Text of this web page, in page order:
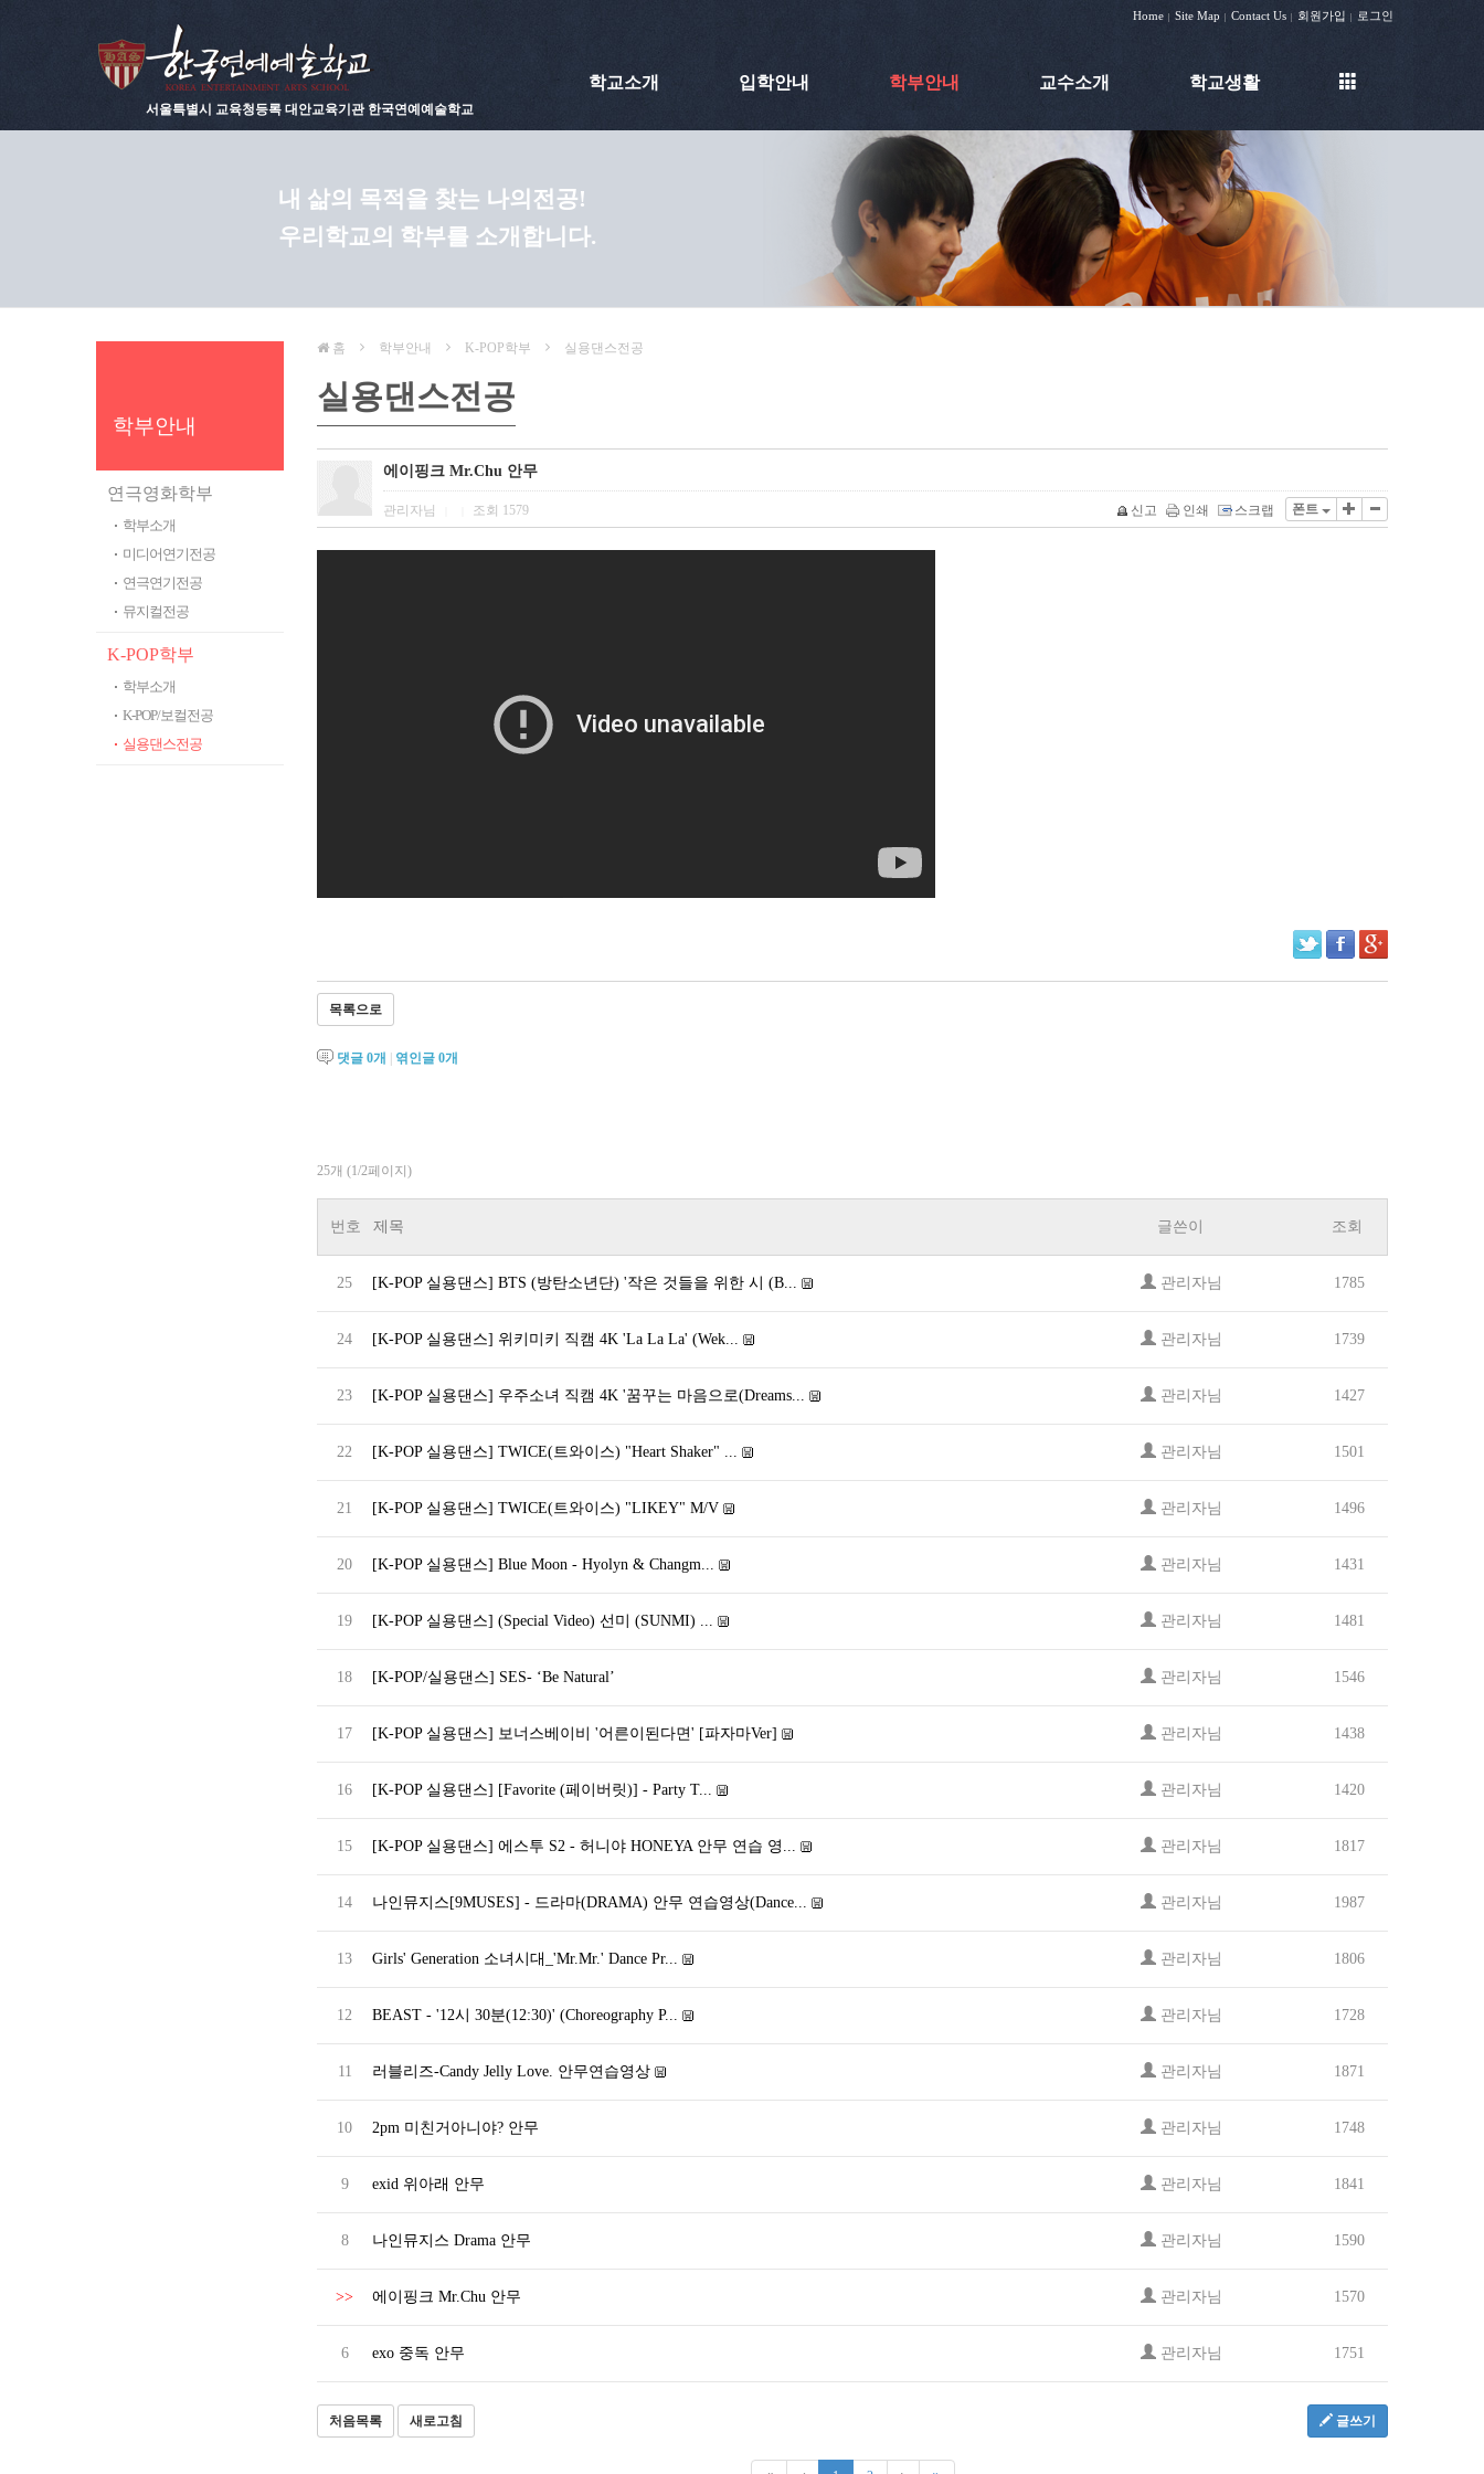
학교소개 입학안내 학부안내 교수소개 학교생활
서울특별시 교육청등록 대안교육기관 한국연예예술학교
Home Site Map Contact Us 회원가입 로그인
내 삶의 목적을 찾는 나의전공!
우리학교의 학부를 소개합니다.
학부안내
연극영화학부
학부소개
미디어연기전공
연극연기전공
뮤지컬전공
K-POP학부
학부소개
K-POP/보컬전공
실용댄스전공
홈 학부안내 K-POP학부 실용댄스전공
실용댄스전공
에이핑크 Mr.Chu 안무
관리자님 조회 1579 폰트
신고 인쇄 스크랩
목록으로
댓글 0개 | 엮인글 0개
25개 (1/2페이지)
번호 제목 글쓴이 조회
25 [K-POP 실용댄스] BTS (방탄소년단) '작은 것들을 위한 시 (B... 관리자님 1785
24 [K-POP 실용댄스] 위키미키 직캠 4K 'La La La' (Wek... 관리자님 1739
23 [K-POP 실용댄스] 우주소녀 직캠 4K '꿈꾸는 마음으로(Dreams... 관리자님 1427
22 [K-POP 실용댄스] TWICE(트와이스) "Heart Shaker" ... 관리자님 1501
21 [K-POP 실용댄스] TWICE(트와이스) "LIKEY" M/V 관리자님 1496
20 [K-POP 실용댄스] Blue Moon - Hyolyn & Changm... 관리자님 1431
19 [K-POP 실용댄스] (Special Video) 선미 (SUNMI) ... 관리자님 1481
18 [K-POP/실용댄스] SES- ‘Be Natural’ 관리자님 1546
17 [K-POP 실용댄스] 보너스베이비 '어른이된다면' [파자마Ver] 관리자님 1438
16 [K-POP 실용댄스] [Favorite (페이버릿)] - Party T... 관리자님 1420
15 [K-POP 실용댄스] 에스투 S2 - 허니야 HONEYA 안무 연습 영... 관리자님 1817
14 나인뮤지스[9MUSES] - 드라마(DRAMA) 안무 연습영상(Dance... 관리자님 1987
13 Girls' Generation 소녀시대_'Mr.Mr.' Dance Pr... 관리자님 1806
12 BEAST - '12시 30분(12:30)' (Choreography P... 관리자님 1728
11 러블리즈-Candy Jelly Love. 안무연습영상 관리자님 1871
10 2pm 미친거아니야? 안무 관리자님 1748
9 exid 위아래 안무 관리자님 1841
8 나인뮤지스 Drama 안무 관리자님 1590
>> 에이핑크 Mr.Chu 안무 관리자님 1570
6 exo 중독 안무 관리자님 1751
처음목록 새로고침 글쓰기